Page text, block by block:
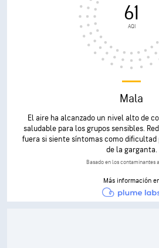
61
AQI
Mala
El aire ha alcanzado un nivel alto de
saludable para los grupos sensibles.
fuera si siente síntomas como
de la garganta.
Basado en los contaminantes
Más información